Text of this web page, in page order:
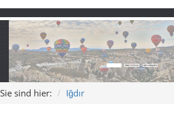
Sie sind hier: Iğdır